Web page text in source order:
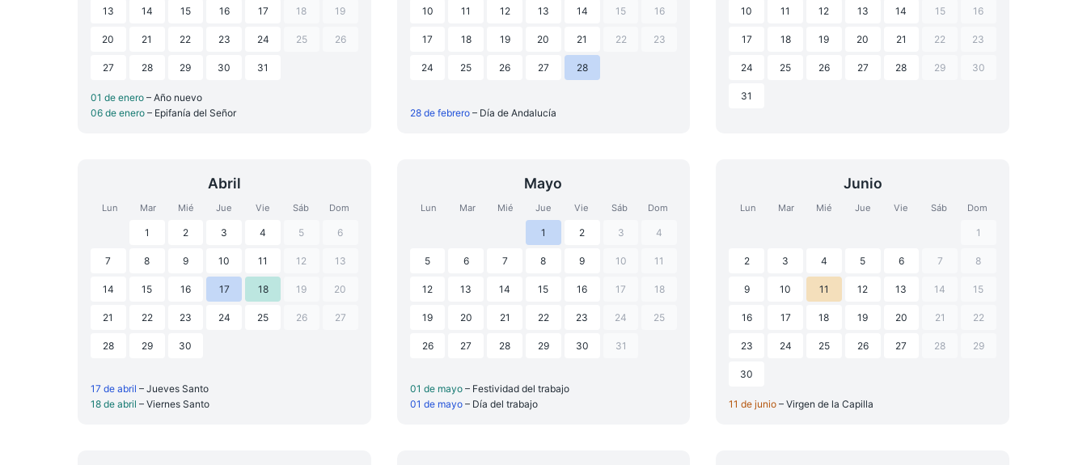
13 14 15 16 17 18 19
20 21 22 23 24 25 26
27 28 29 30 31
01 de enero – Año nuevo
06 de enero – Epifanía del Señor
10 11 12 13 14 15 16
17 18 19 20 21 22 23
24 25 26 27 28
28 de febrero – Día de Andalucía
10 11 12 13 14 15 16
17 18 19 20 21 22 23
24 25 26 27 28 29 30
31
Abril
Lun Mar Mié Jue Vie Sáb Dom
1 2 3 4 5 6
7 8 9 10 11 12 13
14 15 16 17 18 19 20
21 22 23 24 25 26 27
28 29 30
17 de abril – Jueves Santo
18 de abril – Viernes Santo
Mayo
Lun Mar Mié Jue Vie Sáb Dom
1 2 3 4
5 6 7 8 9 10 11
12 13 14 15 16 17 18
19 20 21 22 23 24 25
26 27 28 29 30 31
01 de mayo – Festividad del trabajo
01 de mayo – Día del trabajo
Junio
Lun Mar Mié Jue Vie Sáb Dom
1
2 3 4 5 6 7 8
9 10 11 12 13 14 15
16 17 18 19 20 21 22
23 24 25 26 27 28 29
30
11 de junio– Virgen de la Capilla